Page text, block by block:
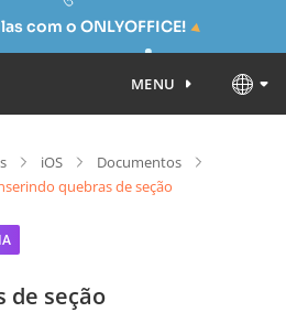
com o ONLYOFFICE!
MENU
iOS
Documentos
quebras de seção
de seção